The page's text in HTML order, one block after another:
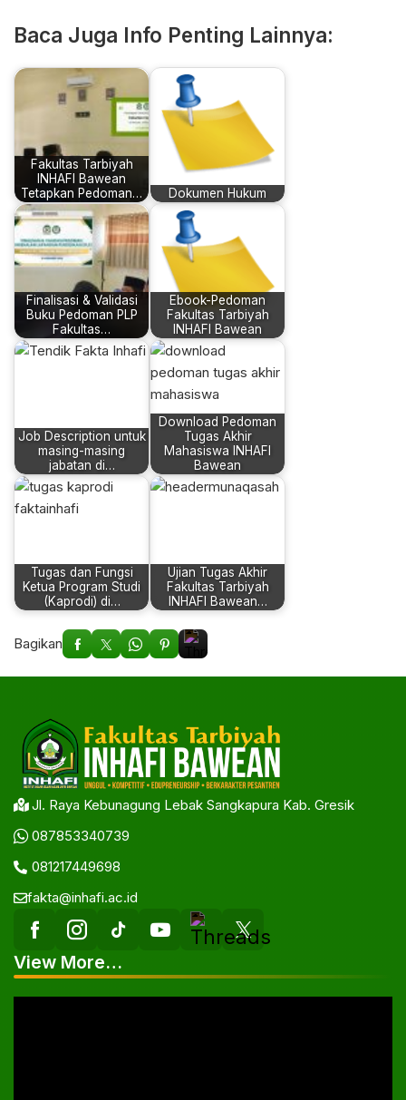
Baca Juga Info Penting Lainnya:
Fakultas Tarbiyah
INHAFI Bawean
Tetapkan Pedoman…
Dokumen Hukum
Finalisasi & Validasi
Buku Pedoman PLP
Fakultas…
Ebook-Pedoman
Fakultas Tarbiyah
INHAFI Bawean
Job Description untuk
masing-masing
jabatan di…
Download Pedoman
Tugas Akhir
Mahasiswa INHAFI
Bawean
Tugas dan Fungsi
Ketua Program Studi
(Kaprodi) di…
Ujian Tugas Akhir
Fakultas Tarbiyah
INHAFI Bawean…
Bagikan
Jl. Raya Kebunagung Lebak Sangkapura Kab. Gresik
087853340739
081217449698
fakta@inhafi.ac.id
View More…